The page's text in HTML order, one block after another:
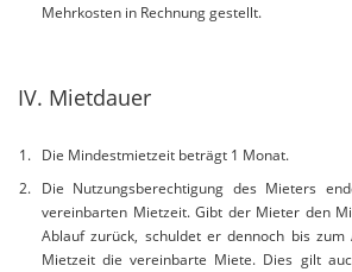
Mehrkosten in Rechnung gestellt.
IV. Mietdauer
Die Mindestmietzeit beträgt 1 Monat.
Die Nutzungsberechtigung des Mieters
vereinbarten Mietzeit. Gibt der Mieter den
Ablauf zurück, schuldet er dennoch bis
Mietzeit die vereinbarte Miete. Dies gilt